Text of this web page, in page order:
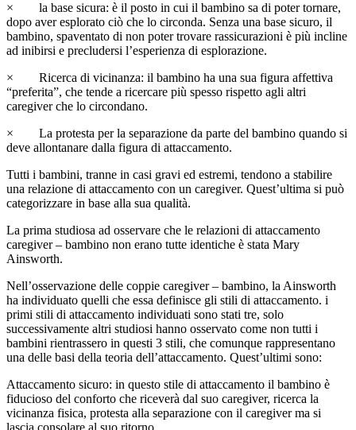
× la base sicura: è il posto in cui il bambino sa di poter tornare,
dopo aver esplorato ciò che lo circonda. Senza una base sicuro, il
bambino, spaventato di non poter trovare rassicurazioni è più incline
ad inibirsi e precludersi l’esperienza di esplorazione.
× Ricerca di vicinanza: il bambino ha una sua figura affettiva
“preferita”, che tende a ricercare più spesso rispetto agli altri
caregiver che lo circondano.
× La protesta per la separazione da parte del bambino quando si
deve allontanare dalla figura di attaccamento.
Tutti i bambini, tranne in casi gravi ed estremi, tendono a stabilire
una relazione di attaccamento con un caregiver. Quest’ultima si può
categorizzare in base alla sua qualità.
La prima studiosa ad osservare che le relazioni di attaccamento
caregiver – bambino non erano tutte identiche è stata Mary
Ainsworth.
Nell’osservazione delle coppie caregiver – bambino, la Ainsworth
ha individuato quelli che essa definisce gli stili di attaccamento. i
primi stili di attaccamento individuati sono stati tre, solo
successivamente altri studiosi hanno osservato come non tutti i
bambini rientrassero in questi 3 stili, che comunque rappresentano
una delle basi della teoria dell’attaccamento. Quest’ultimi sono:
Attaccamento sicuro: in questo stile di attaccamento il bambino è
fiducioso del conforto che riceverà dal suo caregiver, ricerca la
vicinanza fisica, protesta alla separazione con il caregiver ma si